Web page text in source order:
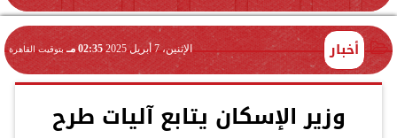
أخبار الإثنين، 7 أبريل 2025 02:35 مـ بتوقيت القاهرة
وزير الإسكان يتابع آليات طرح